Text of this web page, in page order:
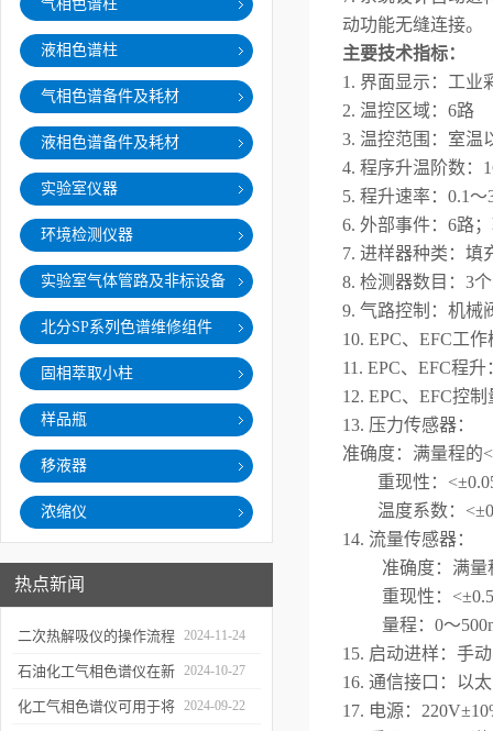
气相色谱柱
液相色谱柱
气相色谱备件及耗材
液相色谱备件及耗材
实验室仪器
环境检测仪器
实验室气体管路及非标设备
北分SP系列色谱维修组件
固相萃取小柱
样品瓶
移液器
浓缩仪
热点新闻
二次热解吸仪的操作流程
和使用注意事项
2024-11-24
石油化工气相色谱仪在新
材料、新产品的研发中的
2024-10-27
化工气相色谱仪可用于将 2024-09-22
动功能无缝连接。
主要技术指标：
1. 界面显示：工业
2. 温控区域：6路
3. 温控范围：室
4. 程序升温阶数：
5. 程升速率：0.1
6. 外部事件：6路
7. 进样器种类：填
8. 检测器数目：3
9. 气路控制：机械
10. EPC、EFC工
11 . EPC、EFC程升
1 2. EPC、EFC控
13. 压力传感器
准确度：满量程的
重现性：
温度系数：
14. 流量传感器：
准确度：满量
重现性：
量程：0～
15. 启动进样：手
16. 通信接口：以
1 7. 电源：